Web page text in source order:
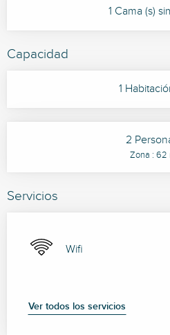
1 Cama (s)
Capacidad
1
2
Zona : 62
Servicios
Wifi
Ver todos los servicios